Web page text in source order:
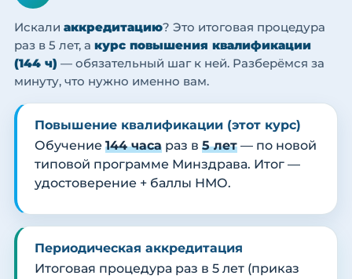
Искали аккредитацию? Это итоговая процедура
раз в 5 лет, а курс повышения квалификации
(144 ч) — обязательный шаг к ней. Разберёмся за
минуту, что нужно именно вам.
Повышение квалификации (этот курс)
Обучение 144 часа раз в 5 лет — по новой
типовой программе Минздрава. Итог —
удостоверение + баллы НМО.
Периодическая аккредитация
Итоговая процедура раз в 5 лет (приказ